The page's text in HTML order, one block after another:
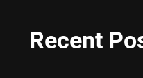
Recent